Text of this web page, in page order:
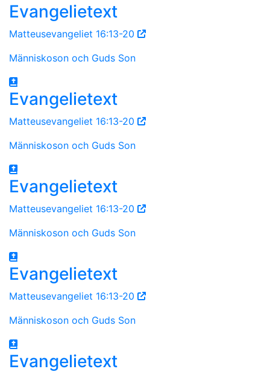
Evangelietext
Matteusevangeliet 16:13-20
Människoson och Guds Son
Evangelietext
Matteusevangeliet 16:13-20
Människoson och Guds Son
Evangelietext
Matteusevangeliet 16:13-20
Människoson och Guds Son
Evangelietext
Matteusevangeliet 16:13-20
Människoson och Guds Son
Evangelietext